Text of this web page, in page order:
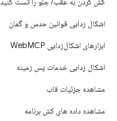
کش کردن به عقب/ جلو را تست کنید
اشکال زدایی قوانین حدس و گمان
ابزارهای اشکال‌زدایی Web MCP
اشکال زدایی خدمات پس زمینه
مشاهده جزئیات قاب
مشاهده داده های کش برنامه